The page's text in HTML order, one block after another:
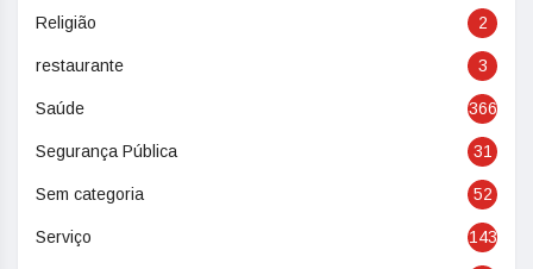
Religião 2
restaurante 3
Saúde 366
Segurança Pública 31
Sem categoria 52
Serviço 143